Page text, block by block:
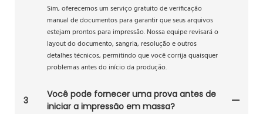
Sim, oferecemos um serviço gratuito de verificação
manual de documentos para garantir que seus arquivos
estejam prontos para impressão. Nossa equipe revisará o
layout do documento, sangria, resolução e outros
detalhes técnicos, permitindo que você corrija quaisquer
problemas antes do início da produção.
3
Você pode fornecer uma prova antes de
iniciar a impressão em massa?